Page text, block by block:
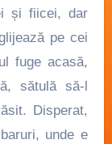
și fiicei, dar
pe cei
fuge acasă,
sătulă să-l
Disperat,
unde e